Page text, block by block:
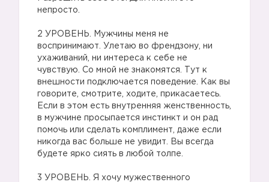
непросто.
2 УРОВЕНЬ. Мужчины меня не
воспринимают. Улетаю во френдзону, ни
ухаживаний, ни интереса к себе не
чувствую. Со мной не знакомятся. Тут к
внешности подключается поведение. Как вы
говорите, смотрите, ходите, прикасаетесь.
Если в этом есть внутренняя женственность,
в мужчине просыпается инстинкт и он рад
помочь или сделать комплимент, даже если
никогда вас больше не увидит. Вы всегда
будете ярко сиять в любой толпе.
3 УРОВЕНЬ. Я хочу мужественного